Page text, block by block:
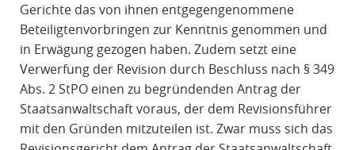
Gerichte das von ihnen entgegengenommene
Beteiligtenvorbringen zur Kenntnis genommen und
in Erwägung gezogen haben. Zudem setzt eine
Verwerfung der Revision durch Beschluss nach § 349
Abs. 2 StPO einen zu begründenden Antrag der
Staatsanwaltschaft voraus, der dem Revisionsführer
mit den Gründen mitzuteilen ist. Zwar muss sich das